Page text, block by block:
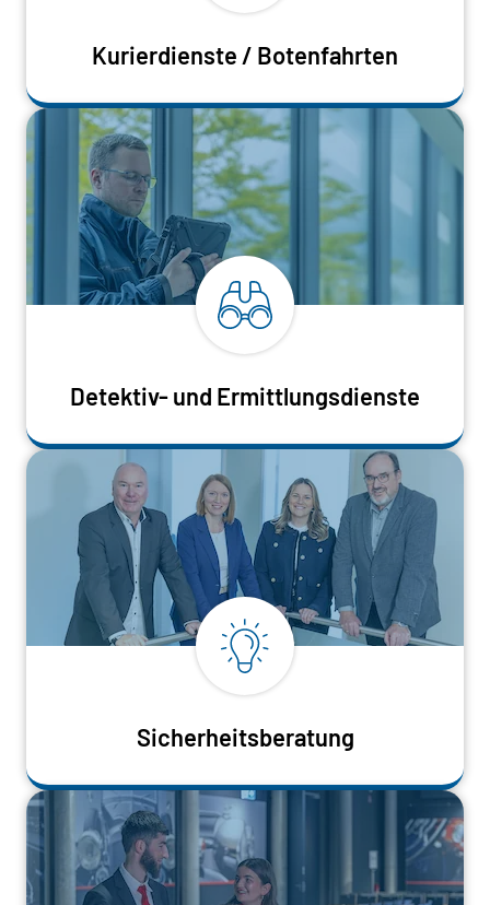
Kurierdienste / Botenfahrten
Detektiv- und Ermittlungsdienste
Sicherheitsberatung